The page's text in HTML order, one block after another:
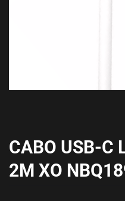
CABO USB-C
2M XO